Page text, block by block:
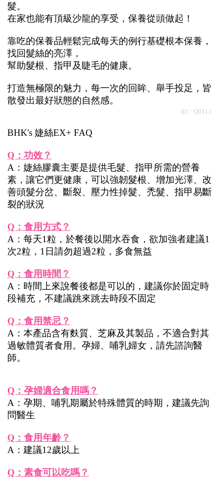
髮。
在家也能有頂級沙龍的享受，保養從頭做起！
靠吃的保養品輕鬆完成每天的例行基礎根本保養，
找回髮絲的亮澤，
幫助髮根、指甲及睫毛的健康。
打造無極限的魅力，每一次的回眸、舉手投足，皆
散發出最好狀態的自然感。
ID：Q0113
BHK's 婕絲EX+ FAQ
Q：功效？
A：婕絲膠囊主要是提供毛髮、指甲所需的營養
素，讓它們更健康，可以強韌髮根、增加光澤、改
善頭髮分岔、斷裂、壓力性掉髮、禿髮、指甲易斷
裂的狀況
Q：食用方式？
A：每天1粒，於餐後以開水吞食，欲加強者建議1
次2粒，1日請勿超過2粒，多食無益
Q：食用時間？
A：時間上來說餐後都是可以的，建議你於固定時
段補充，不建議跳來跳去時段不固定
Q：食用禁忌？
A：本產品含有麩質、芝麻及其製品，不適合對其
過敏體質者食用。孕婦、哺乳婦女，請先諮詢醫
師。
Q：孕婦適合食用嗎？
A：孕期、哺乳期屬於特殊體質的時期，建議先詢
問醫生
Q：食用年齡？
A：建議12歲以上
Q：素食可以吃嗎？